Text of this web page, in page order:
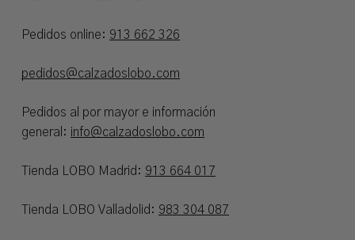
Pedidos online: 913 662 326
pedidos@calzadoslobo.com
Pedidos al por mayor e información
general: info@calzadoslobo.com
Tienda LOBO Madrid: 913 664 017
Tienda LOBO Valladolid: 983 304 087